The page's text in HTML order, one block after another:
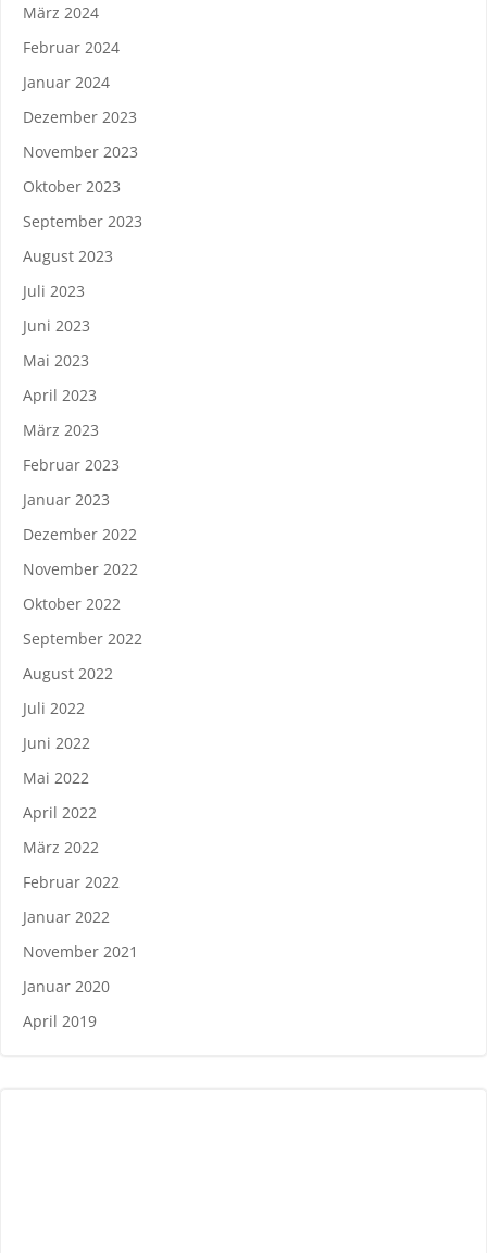
März 2024
Februar 2024
Januar 2024
Dezember 2023
November 2023
Oktober 2023
September 2023
August 2023
Juli 2023
Juni 2023
Mai 2023
April 2023
März 2023
Februar 2023
Januar 2023
Dezember 2022
November 2022
Oktober 2022
September 2022
August 2022
Juli 2022
Juni 2022
Mai 2022
April 2022
März 2022
Februar 2022
Januar 2022
November 2021
Januar 2020
April 2019